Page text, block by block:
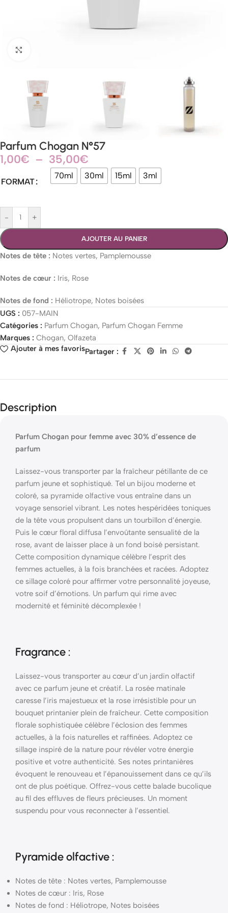
Parfum Chogan N°57
1,00€ – 35,00€
FORMAT
70ml 30ml 15ml 3ml
- +
AJOUTER AU PANIER
Notes de tête : Notes vertes, Pamplemousse
Notes de cœur : Iris, Rose
Notes de fond : Héliotrope, Notes boisées
UGS : 057-MAIN
Catégories : Parfum Chogan, Parfum Chogan Femme
Marques : Chogan, Olfazeta
Ajouter à mes favorisPartager :
Description
Parfum Chogan pour femme avec 30% d’essence de
parfum
Laissez-vous transporter par la fraîcheur pétillante de ce
parfum jeune et sophistiqué. Tel un bijou moderne et
coloré, sa pyramide olfactive vous entraîne dans un
voyage sensoriel vibrant. Les notes hespéridées toniques
de la tête vous propulsent dans un tourbillon d’énergie.
Puis le cœur floral diffusa l’envoûtante sensualité de la
rose, avant de laisser place à un fond boisé persistant.
Cette composition dynamique célèbre l’esprit des
femmes actuelles, à la fois branchées et racées. Adoptez
ce sillage coloré pour affirmer votre personnalité joyeuse,
votre soif d’émotions. Un parfum qui rime avec
modernité et féminité décomplexée !
Fragrance :
Laissez-vous transporter au cœur d’un jardin olfactif
avec ce parfum jeune et créatif. La rosée matinale
caresse l’iris majestueux et la rose irrésistible pour un
bouquet printanier plein de fraîcheur. Cette composition
florale sophistiquée célèbre l’éclosion des femmes
actuelles, à la fois naturelles et raffinées. Adoptez ce
sillage inspiré de la nature pour révéler votre énergie
positive et votre authenticité. Ses notes printanières
évoquent le renouveau et l’épanouissement dans ce qu’ils
ont de plus poétique. Offrez-vous cette balade bucolique
au fil des effluves de fleurs précieuses. Un moment
suspendu pour vous reconnecter à l’essentiel.
Pyramideolfactive :
Notes de tête : Notes vertes, Pamplemousse
Notes de cœur : Iris, Rose
Notes de fond : Héliotrope, Notes boisées